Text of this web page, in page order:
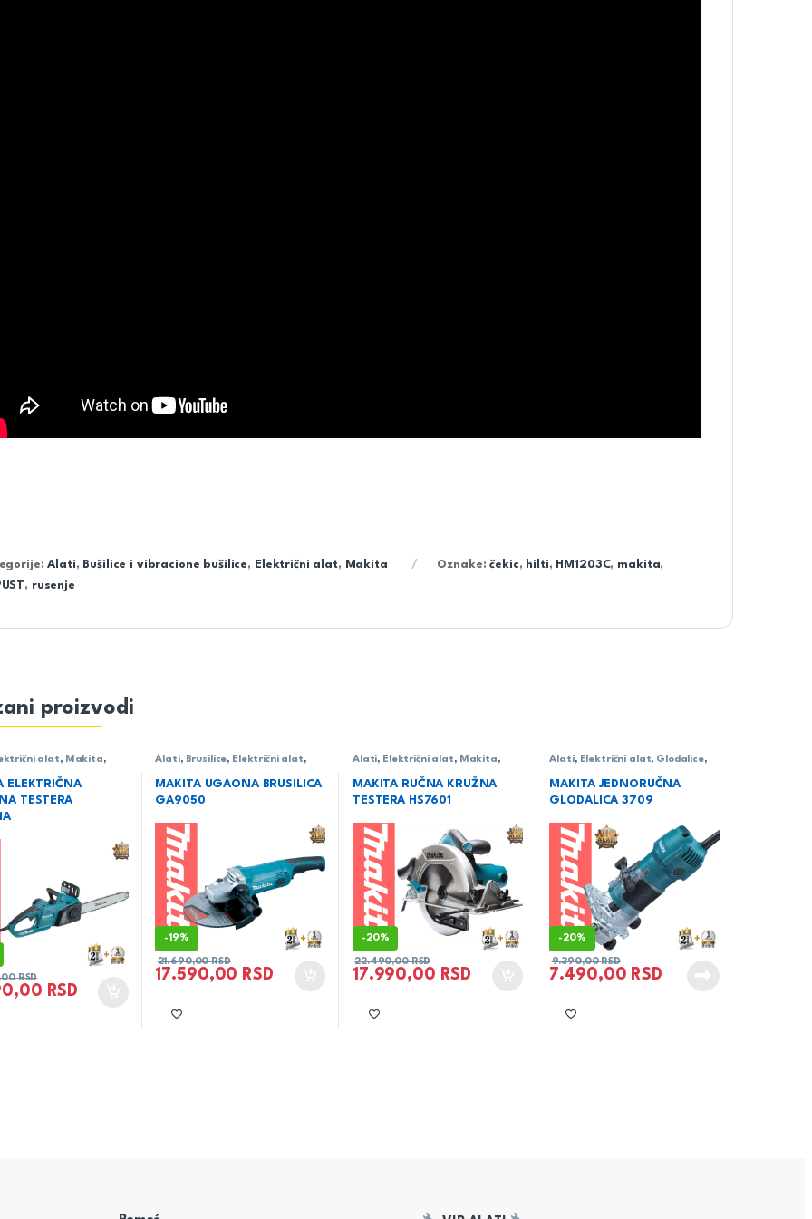
Alati, Bušilice i vibracione bušilice, Električni alat, Makita Oznake:čekic, hilti, HM1203C, makita,
, rusenje
proizvodi
alat, Makita,
univerzalne
ELEKTRIČNA
TESTERA
RSD
RSD
Alati, Brusilice, Električni alat,
MAKITA UGAONA BRUSILICA
GA9050
-19%
17.590,00 RSD
21.690,00RSD
Alati, Električni alat, Makita,
udodne/lanačane/univerzalne
MAKITA RUČNA KRUŽNA
TESTERA HS7601
-20%
17.990,00 RSD
22.490,00RSD
Alati, Električni alat, Glodalice,
MAKITA JEDNORUČNA
GLODALICA 3709
-20%
7.490,00 RSD
9.390,00RSD